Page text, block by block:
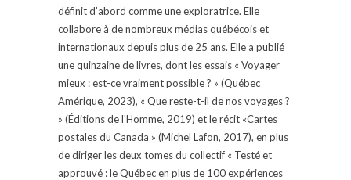
définit d’abord comme une exploratrice. Elle
collabore à de nombreux médias québécois et
internationaux depuis plus de 25 ans. Elle a publié
une quinzaine de livres, dont les essais « Voyager
mieux : est-ce vraiment possible ? » (Québec
Amérique, 2023), « Que reste-t-il de nos voyages ?
» (Éditions de l'Homme, 2019) et le récit «Cartes
postales du Canada » (Michel Lafon, 2017), en plus
de diriger les deux tomes du collectif « Testé et
approuvé : le Québec en plus de 100 expériences